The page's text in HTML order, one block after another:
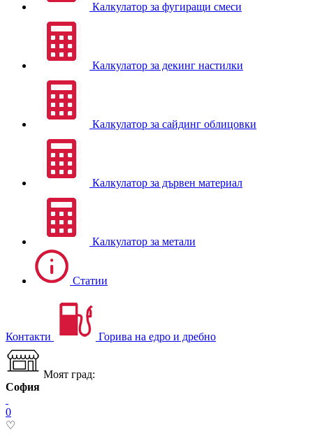
Калкулатор за фугиращи смеси
Калкулатор за декинг настилки
Калкулатор за сайдинг облицовки
Калкулатор за дървен материал
Калкулатор за метали
Статии
Контакти Горива на едро и дребно
Моят град:
София
0
♡